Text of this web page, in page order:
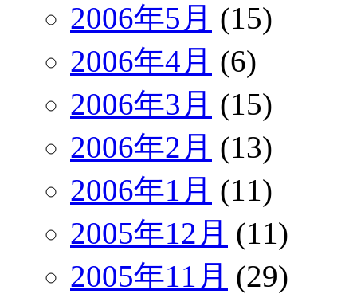
2006年5月 (15)
2006年4月 (6)
2006年3月 (15)
2006年2月 (13)
2006年1月 (11)
2005年12月 (11)
2005年11月 (29)